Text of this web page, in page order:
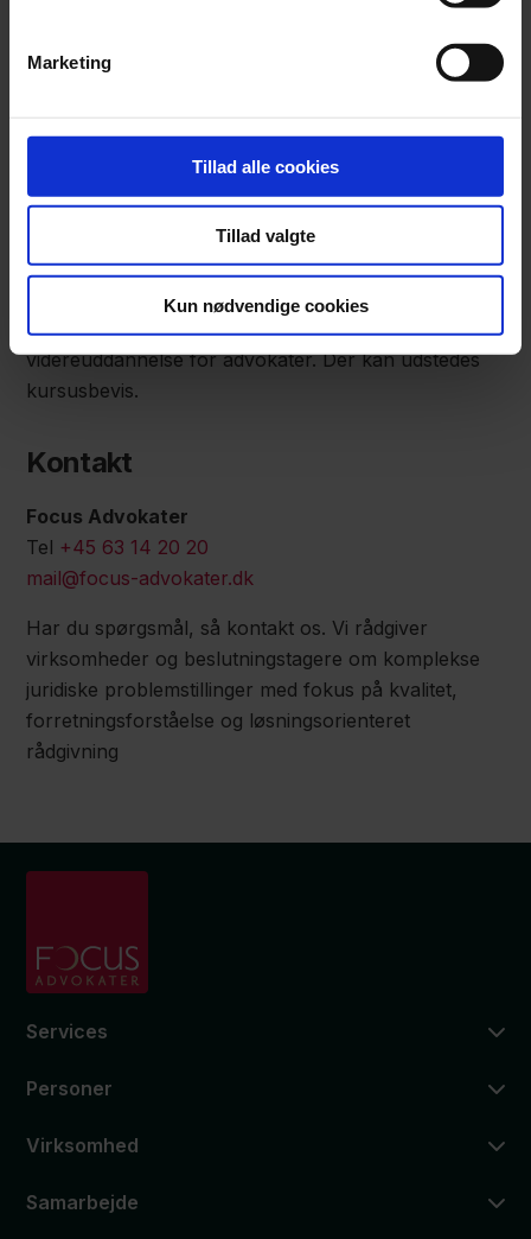
Marketing
Tillad alle cookies
Tillad valgte
Kun nødvendige cookies
Der vil være et afmeldingsgebyr på 500 kr. pr.
kursusdag.
Målgruppe
Fuldmægtige, yngre advokater og andre jurister.
Kursusbevis
Kurserne opfylder kravene til obligatorisk
videreuddannelse for advokater. Der kan udstedes
kursusbevis.
Kontakt
Focus Advokater
Tel +45 63 14 20 20
mail@focus-advokater.dk
Har du spørgsmål, så kontakt os. Vi rådgiver
virksomheder og beslutningstagere om komplekse
juridiske problemstillinger med fokus på kvalitet,
forretningsforståelse og løsningsorienteret
rådgivning
Services
Personer
Virksomhed
Samarbejde